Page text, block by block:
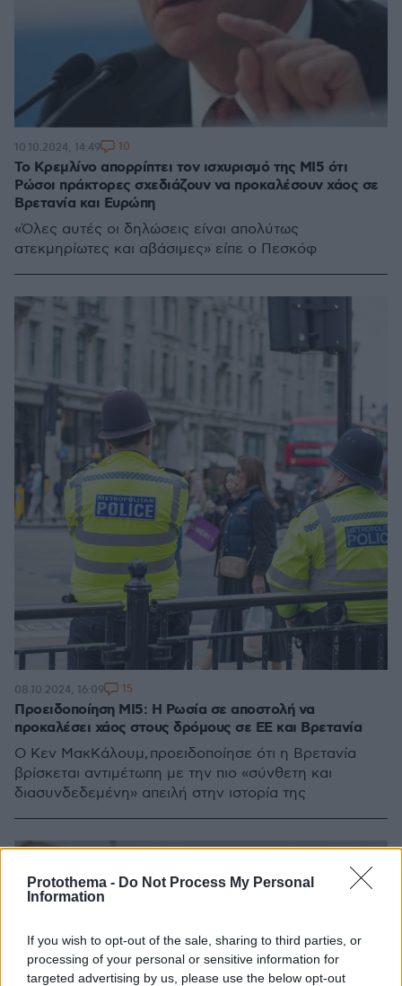
Protothema - Do Not Process My Personal
Information
If you wish to opt-out of the sale, sharing to third parties, or
processing of your personal or sensitive information for
targeted advertising by us, please use the below opt-out
Το Κρεμλίνο απορρίπτει τον ισχυρισμό της MI5 ότι
Ρώσοι πράκτορες σχεδιάζουν να προκαλέσουν χάος σε
Βρετανία και Ευρώπη
«Όλες αυτές οι δηλώσεις είναι απολύτως
ατεκμηρίωτες και αβάσιμες» είπε ο Πεσκόφ
10.10.2024, 14:49 10
Προειδοποίηση MI5: Η Ρωσία σε αποστολή να
προκαλέσει χάος στους δρόμους σε ΕΕ και Βρετανία
Ο Κεν ΜακΚάλουμ, προειδοποίησε ότι η Βρετανία
βρίσκεται αντιμέτωπη με την πιο «σύνθετη και
διασυνδεδεμένη» απειλή στην ιστορία της
08.10.2024, 16:09 15